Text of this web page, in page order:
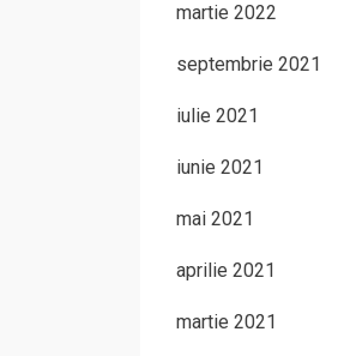
martie 2022
septembrie 2021
iulie 2021
iunie 2021
mai 2021
aprilie 2021
martie 2021